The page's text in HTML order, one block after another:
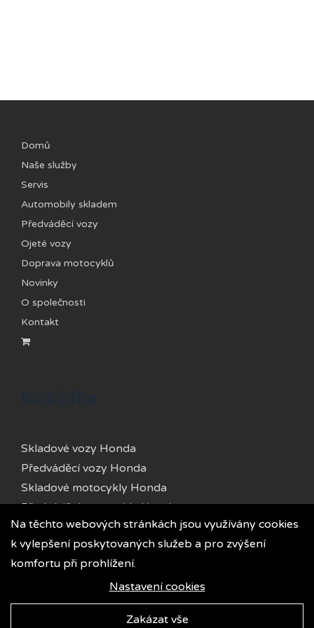
Domů
Naše služby
Servis
Automobily skladem
Předváděcí vozy
Ojeté vozy
Doprava motocyklů
Novinky
O společnosti
Kontakt
Skladové vozy Honda
Předváděcí vozy Honda
Skladové motocykly Honda
Předváděcí motocykly Honda
Skladové vozy Kia
Předváděcí vozy Kia
Ojeté vozy
Na těchto webových stránkách jsou využívány cookies
k vylepšení poskytovaných služeb a pro zvýšení
komfortu při prohlížení.
Nastavení cookies
Zakázat vše